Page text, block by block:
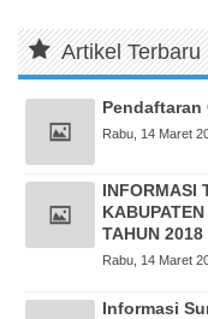
Artikel Terbaru
Pendaftaran
Rabu, 14 Maret
INFORMASI
TAHUN
Rabu, 14 Maret
Informasi